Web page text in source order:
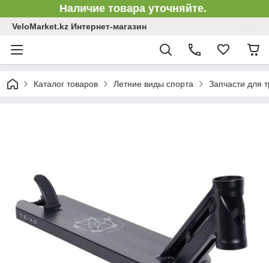
Наличие товара уточняйте.
VeloMarket.kz Интернет-магазин
Каталог товаров Летние виды спорта Запчасти для